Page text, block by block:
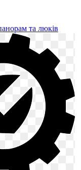
та люків